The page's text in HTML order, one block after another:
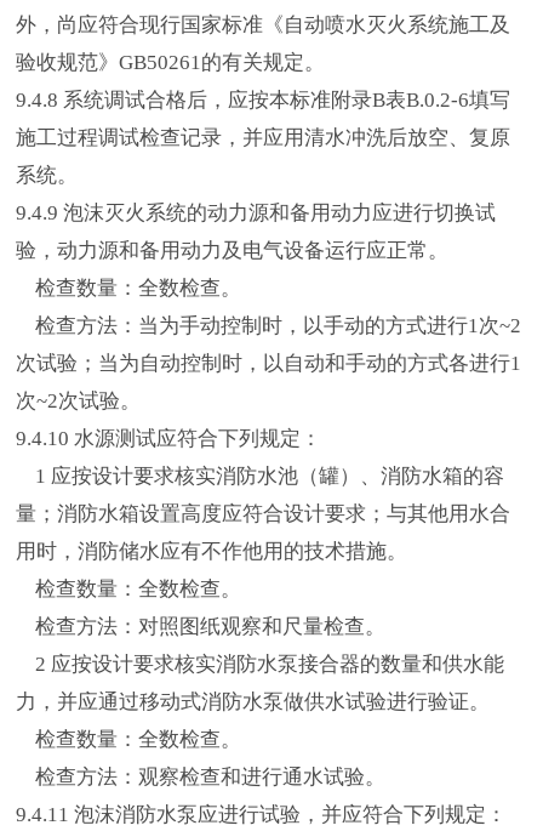
外，尚应符合现行国家标准《自动喷水灭火系统施工及
验收规范》GB50261的有关规定。
9.4.8 系统调试合格后，应按本标准附录B表B.0.2-6填写
施工过程调试检查记录，并应用清水冲洗后放空、复原
系统。
9.4.9 泡沫灭火系统的动力源和备用动力应进行切换试
验，动力源和备用动力及电气设备运行应正常。
检查数量：全数检查。
检查方法：当为手动控制时，以手动的方式进行1次~2
次试验；当为自动控制时，以自动和手动的方式各进行1
次~2次试验。
9.4.10 水源测试应符合下列规定：
1 应按设计要求核实消防水池（罐）、消防水箱的容
量；消防水箱设置高度应符合设计要求；与其他用水合
用时，消防储水应有不作他用的技术措施。
检查数量：全数检查。
检查方法：对照图纸观察和尺量检查。
2 应按设计要求核实消防水泵接合器的数量和供水能
力，并应通过移动式消防水泵做供水试验进行验证。
检查数量：全数检查。
检查方法：观察检查和进行通水试验。
9.4.11 泡沫消防水泵应进行试验，并应符合下列规定：